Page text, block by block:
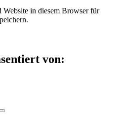
in diesem Browser für
von: